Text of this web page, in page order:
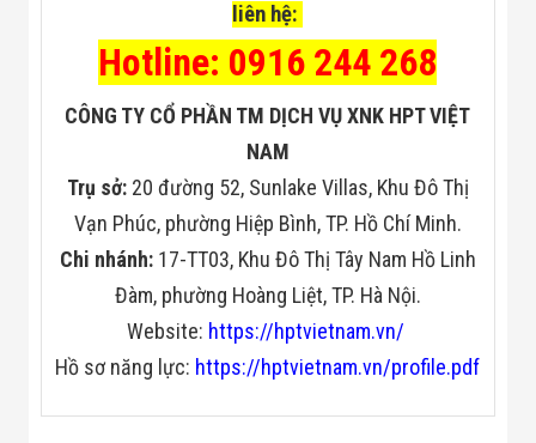
liên hệ:
Hotline: 0916 244 268
CÔNG TY CỔ PHẦN TM DỊCH VỤ XNK HPT VIỆT
NAM
Trụ sở: 20 đường 52, Sunlake Villas, Khu Đô Thị
Vạn Phúc, phường Hiệp Bình, TP. Hồ Chí Minh.
Chi nhánh:17-TT03, Khu Đô Thị Tây Nam Hồ Linh
Đàm, phường Hoàng Liệt, TP. Hà Nội.
Website: https://hptvietnam.vn/
Hồ sơ năng lực: https://hptvietnam.vn/profile.pdf